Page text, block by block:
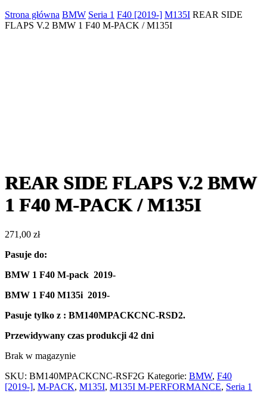
Strona główna BMW Seria 1 F40 [2019-] M135I REAR SIDE
FLAPS V.2 BMW 1 F40 M-PACK / M135I
REAR SIDE FLAPS V.2 BMW
1 F40 M-PACK / M135I
271,00 zł
Pasuje do:
BMW 1 F40 M-pack 2019-
BMW 1 F40 M135i 2019-
Pasuje tylko z : BM140MPACKCNC-RSD2.
Przewidywany czas produkcji 42 dni
Brak w magazynie
SKU: BM140MPACKCNC-RSF2G Kategorie: BMW, F40
[2019-], M-PACK, M135I, M135I M-PERFORMANCE, Seria 1